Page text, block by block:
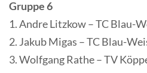
Gruppe 6
1. Andre Litzkow – TC Blau-
2. Jakub Migas – TC Blau-
3. Wolfgang Rathe – TV